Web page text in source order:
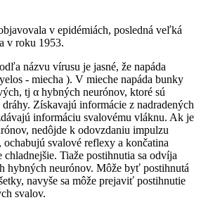
v epidémiách, posledná veľká
v roku 1953.
názvu vírusu je jasné, že napáda
- miecha ). V mieche napáda bunky
tj α hybných neurónov, ktoré sú
Získavajú informácie z nadradených
informáciu svalovému vláknu. Ak je
nedôjde k odovzdaniu impulzu
svalové reflexy a končatina
Tiaže postihnutia sa odvíja
hybných neurónov. Môže byť postihnutá
navyše sa môže prejaviť postihnutie
svalov.